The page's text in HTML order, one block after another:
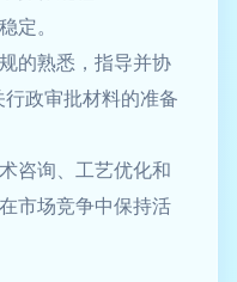
定。
的熟悉，指导并协
政审批材料的准备
咨询、工艺优化和
市场竞争中保持活